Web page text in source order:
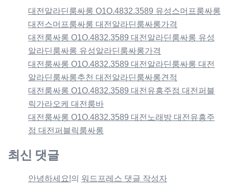
대전알라딘룸싸롱 O1O.4832.3589 유성스머프룸싸롱
대전스머프룸싸롱 대전알라딘룸싸롱가격
대전룸싸롱 O1O.4832.3589 대전알라딘룸싸롱 유성
알라딘룸싸롱 유성알라딘룸싸롱가격
대전룸싸롱 O1O.4832.3589 대전알라딘룸싸롱 대전
알라딘룸싸롱추천 대전알라딘룸싸롱견적
대전룸싸롱 O1O.4832.3589 대전유흥주점 대전퍼블
릭가라오케 대전룸바
대전룸싸롱 O1O.4832.3589 대전노래방 대전유흥주
점 대전퍼블릭룸싸롱
최신 댓글
안녕하세요!의 워드프레스 댓글 작성자